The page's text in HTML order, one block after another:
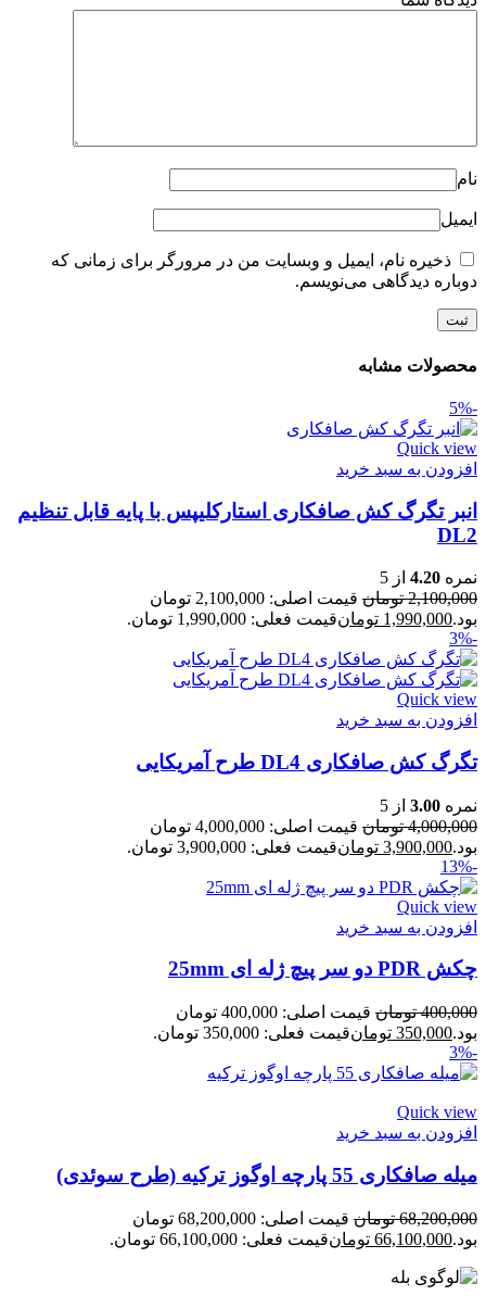
نام
ایمیل
ذخیره نام، ایمیل و وبسایت من در مرورگر برای زمانی که
دوباره دیدگاهی می‌نویسم.
محصولات مشابه
-5%
Quick view
افزودن به سبد خرید
انبر تگرگ کش صافکاری استارکلیپس با پایه قابل تنظیم
DL2
نمره 4.20 از 5
2,100,000 تومان
قیمت اصلی: 2,100,000 تومان
بود.1,990,000 تومانقیمت فعلی: 1,990,000 تومان.
-3%
Quick view
افزودن به سبد خرید
تگرگ کش صافکاری DL4 طرح آمریکایی
نمره 3.00 از 5
4,000,000 تومان
قیمت اصلی: 4,000,000 تومان
بود.3,900,000 تومانقیمت فعلی: 3,900,000 تومان.
-13%
Quick view
افزودن به سبد خرید
چکش PDR دو سر پیچ ژله ای 25mm
400,000 تومان
قیمت اصلی: 400,000 تومان
بود.350,000 تومانقیمت فعلی: 350,000 تومان.
-3%
Quick view
افزودن به سبد خرید
میله صافکاری 55 پارچه اوگوز ترکیه (طرح سوئدی)
68,200,000 تومان
قیمت اصلی: 68,200,000 تومان
بود.66,100,000 تومانقیمت فعلی: 66,100,000 تومان.